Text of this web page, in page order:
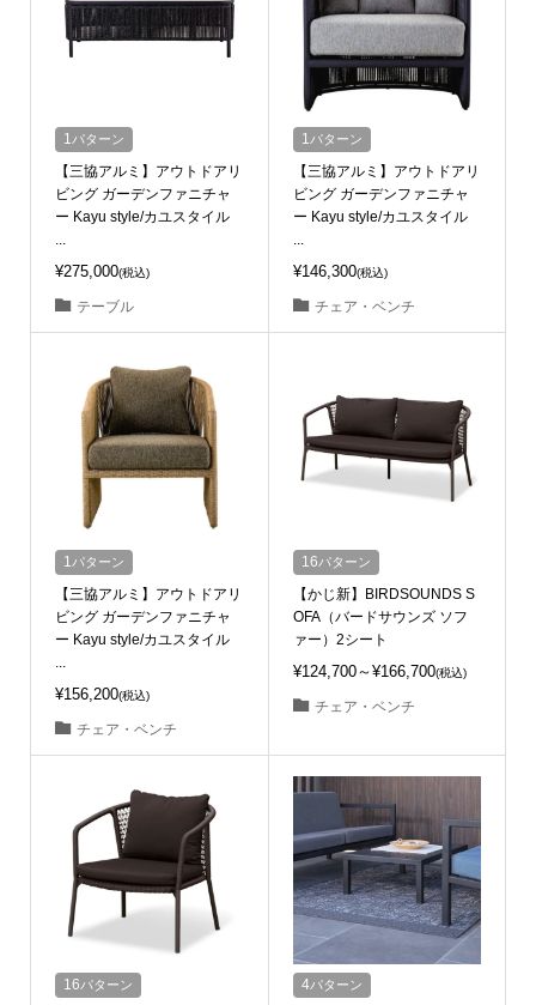
1 パターン
【三協アルミ】アウトドアリ
ビング ガーデンファニチャ
ー Kayu style/カユスタイル
¥275,000(税込)
テーブル
1 パターン
【三協アルミ】アウトドアリ
ビング ガーデンファニチャ
ー Kayu style/カユスタイル
¥146,300(税込)
チェア・ベンチ
1 パターン
【三協アルミ】アウトドアリ
ビング ガーデンファニチャ
ー Kayu style/カユスタイル
...
¥156,200(税込)
チェア・ベンチ
16パターン
【かじ新】BIRDSOUNDS S
OFA（バードサウンズ ソフ
ァー）2シート
¥124,700～¥166,700(税込)
チェア・ベンチ
16パターン 4パターン